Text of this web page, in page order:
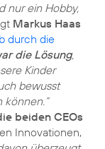
nur ein Hobby,
Markus Haas
durch die
die Lösung,
Kinder
bewusst
können.“
beiden CEOs
Innovationen,